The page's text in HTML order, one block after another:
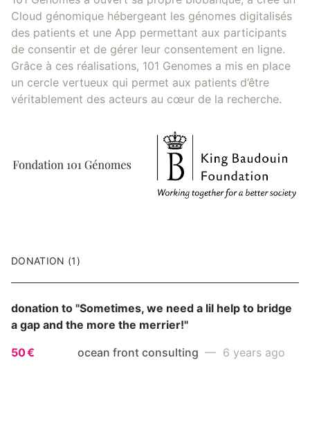
Cloud génomique hébergeant les génomes digitalisés
des patients et une App permettant aux participants
de consentir et de gérer leur consentement en ligne.
Grâce à ces réalisations, 101 Genomes a mis en place
un cercle vertueux qui permet aux patients d’être
véritablement des acteurs au cœur de la recherche.
DONATION (1)
donation to "Sometimes, we need a lil help to bridge
a gap and the more the merrier!"
50 €
ocean front consulting — 6 years ago